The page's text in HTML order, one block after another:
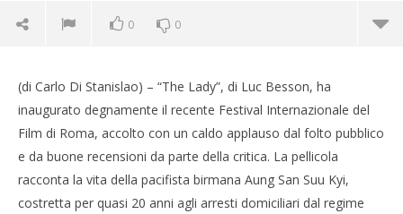
0 0
(di Carlo Di Stanislao) – “The Lady”, di Luc Besson, ha
inaugurato degnamente il recente Festival Internazionale del
Film di Roma, accolto con un caldo applauso dal folto pubblico
e da buone recensioni da parte della critica. La pellicola
racconta la vita della pacifista birmana Aung San Suu Kyi,
costretta per quasi 20 anni agli arresti domiciliari dal regime